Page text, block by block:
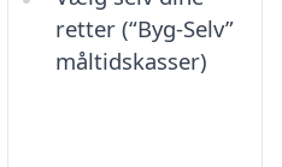
retter (“Byg-Selv”
måltidskasser)